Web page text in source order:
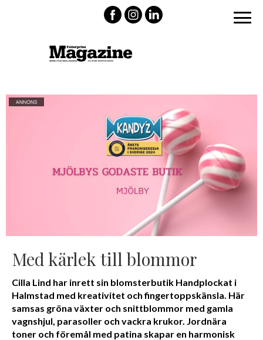
Med kärlek till blommor
Cilla Lind har inrett sin blomsterbutik Handplockat i
Halmstad med kreativitet och fingertoppskänsla. Här
samsas gröna växter och snittblommor med gamla
vagnshjul, parasoller och vackra krukor. Jordnära
toner och föremål med patina skapar en harmonisk